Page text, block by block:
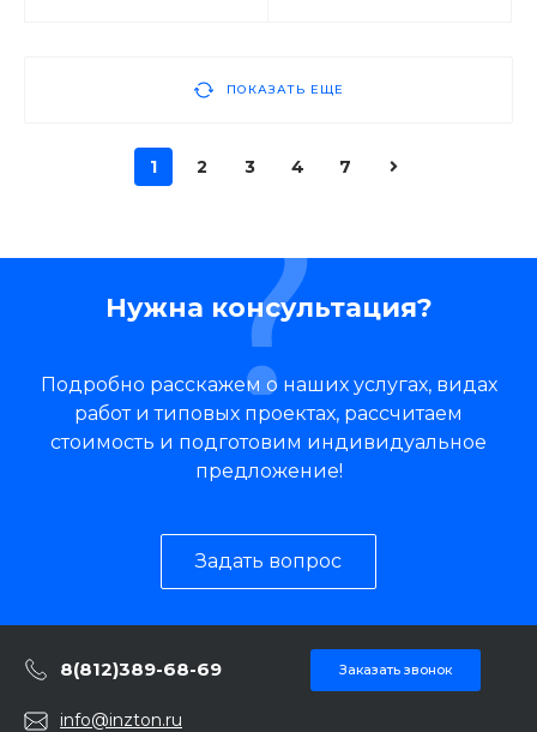
ПОКАЗАТЬ ЕЩЕ
1 2 3 4 7
Нужна консультация?
Подробно расскажем о наших услугах, видах
работ и типовых проектах, рассчитаем
стоимость и подготовим индивидуальное
предложение!
Задать вопрос
8(812)389-68-69 Заказать звонок
info@inzton.ru